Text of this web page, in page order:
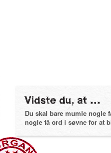
Du skal bare mumle nogle
nogle få ord i søvne for at